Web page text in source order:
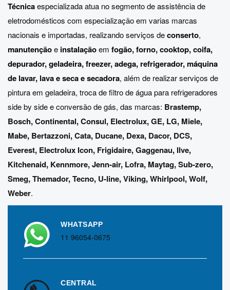
Técnicaespecializada atua no segmento de assistência de
eletrodomésticos com especialização em varias marcas
nacionais e importadas, realizando serviços deconserto,
manutençãoe instalaçãoem fogão, forno, cooktop, coifa,
depurador, geladeira, freezer, adega, refrigerador, máquina
de lavar, lava e seca e secadora, além de realizar serviços de
pintura em geladeira, troca de filtro de água para refrigeradores
side by side e conversão de gás, das marcas: Brastemp,
Bosch,Continental,Consul, Electrolux,GE, LG, Miele,
Mabe, Bertazzoni,Cata, Ducane, Dexa, Dacor, DCS,
Everest, Electrolux Icon, Frigidaire,Gaggenau, Ilve,
Kitchenaid, Kennmore,Jenn-air, Lofra, Maytag,Sub-zero,
Smeg,Themador,Tecno, U-line,Viking,Whirlpool,Wolf,
Weber.
WHATSAPP
11 96054-0675
CENTRAL